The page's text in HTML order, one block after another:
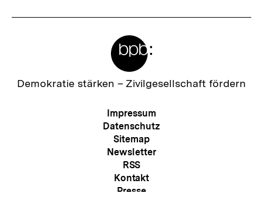
Zur
Demokratie stärken – Zivilgesellschaft fördern
Meta-
Navigation
Impressum
Datenschutz
Sitemap
Newsletter
RSS
Kontakt
Presse